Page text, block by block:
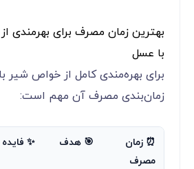
بهترین زمان مصرف برای بهرمندی
با عسل
برای بهره‌مندی کامل از خواص شیر
زمان‌بندی مصرف آن مهم است:
⏰ زمان
مصرف
🎯 هدف ✨ فایده